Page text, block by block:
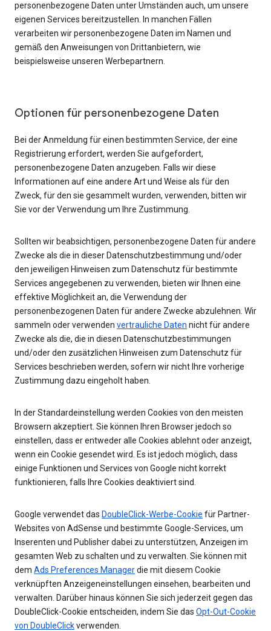
personenbezogene Daten unter Umständen auch, um unsere
eigenen Services bereitzustellen. In manchen Fällen
verarbeiten wir personenbezogene Daten im Namen und
gemäß den Anweisungen von Drittanbietern, wie
beispielsweise unseren Werbepartnern.
Optionen für personenbezogene Daten
Bei der Anmeldung für einen bestimmten Service, der eine
Registrierung erfordert, werden Sie aufgefordert,
personenbezogene Daten anzugeben. Falls wir diese
Informationen auf eine andere Art und Weise als für den
Zweck, für den sie gesammelt wurden, verwenden, bitten wir
Sie vor der Verwendung um Ihre Zustimmung.
Sollten wir beabsichtigen, personenbezogene Daten für andere
Zwecke als die in dieser Datenschutzbestimmung und/oder
den jeweiligen Hinweisen zum Datenschutz für bestimmte
Services angegebenen zu verwenden, bieten wir Ihnen eine
effektive Möglichkeit an, die Verwendung der
personenbezogenen Daten für andere Zwecke abzulehnen. Wir
sammeln oder verwenden vertrauliche Daten nicht für andere
Zwecke als die, die in diesen Datenschutzbestimmungen
und/oder den zusätzlichen Hinweisen zum Datenschutz für
Services beschrieben werden, sofern wir nicht Ihre vorherige
Zustimmung dazu eingeholt haben.
In der Standardeinstellung werden Cookies von den meisten
Browsern akzeptiert. Sie können Ihren Browser jedoch so
einstellen, dass er entweder alle Cookies ablehnt oder anzeigt,
wenn ein Cookie gesendet wird. Es ist jedoch möglich, dass
einige Funktionen und Services von Google nicht korrekt
funktionieren, falls Ihre Cookies deaktiviert sind.
Google verwendet das DoubleClick-Werbe-Cookie für Partner-
Websites von AdSense und bestimmte Google-Services, um
Inserenten und Publisher dabei zu unterstützen, Anzeigen im
gesamten Web zu schalten und zu verwalten. Sie können mit
dem Ads Preferences Managerdie mit diesem Cookie
verknüpften Anzeigeneinstellungen einsehen, bearbeiten und
verwalten. Darüber hinaus können Sie sich jederzeit gegen das
DoubleClick-Cookie entscheiden, indem Sie das Opt-Out-Cookie
von DoubleClickverwenden.